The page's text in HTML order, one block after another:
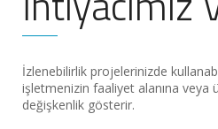
İzlenebilirlik projelerinizde
işletmenizin faaliyet alanına veya
değişkenlik gösterir.